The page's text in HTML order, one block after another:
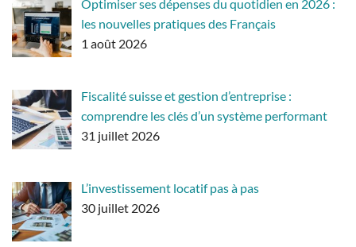
Optimiser ses dépenses du quotidien en 2026 :
les nouvelles pratiques des Français
1 août 2026
Fiscalité suisse et gestion d’entreprise :
comprendre les clés d’un système performant
31 juillet 2026
L’investissement locatif pas à pas
30 juillet 2026